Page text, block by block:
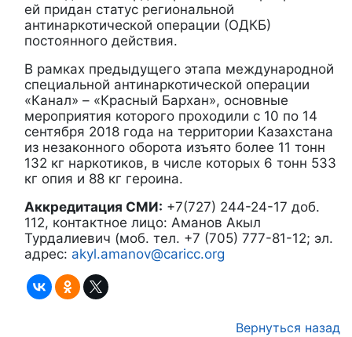
ей придан статус региональной
антинаркотической операции (ОДКБ)
постоянного действия.
В рамках предыдущего этапа международной
специальной антинаркотической операции
«Канал» – «Красный Бархан», основные
мероприятия которого проходили с 10 по 14
сентября 2018 года на территории Казахстана
из незаконного оборота изъято более 11 тонн
132 кг наркотиков, в числе которых 6 тонн 533
кг опия и 88 кг героина.
Аккредитация СМИ: +7(727) 244-24-17 доб.
112, контактное лицо: Аманов Акыл
Турдалиевич (моб. тел. +7 (705) 777-81-12; эл.
адрес: akyl.amanov@caricc.org
Вернуться назад